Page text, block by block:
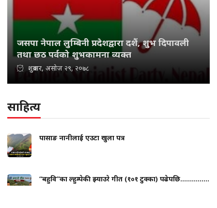
जसपा नेपाल लुम्बिनी प्रदेशद्वारा दशैं, शुभ दिपावली
तथा छठ पर्वको शुभकामना व्यक्त
शुक्रबार, असोज २९, २०७८
साहित्य
पासाङ नानीलाई एउटा खुला पत्र
“बहुवि”का ल्हुम्पेकी झ्याउरे गीत (१०१ टुक्का) पढेपछि...............